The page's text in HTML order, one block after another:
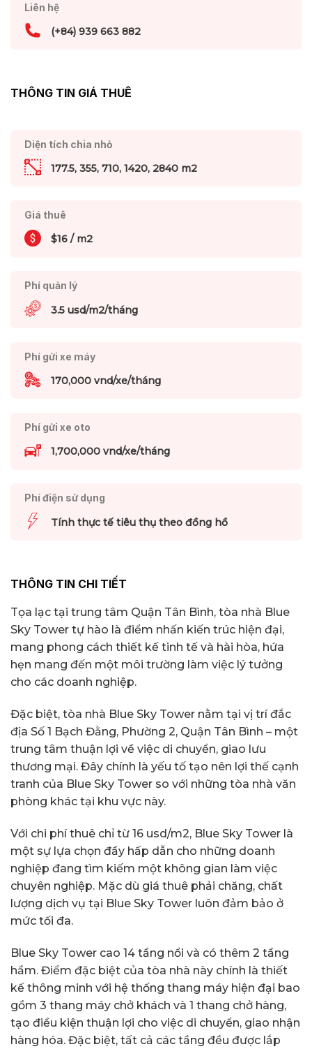
Liên hệ
(+84) 939 663 882
THÔNG TIN GIÁ THUÊ
Diện tích chia nhỏ
177.5, 355, 710, 1420, 2840 m2
Giá thuê
$16 / m2
Phí quản lý
3.5 usd/m2/tháng
Phí gửi xe máy
170,000 vnd/xe/tháng
Phí gửi xe oto
1,700,000 vnd/xe/tháng
Phí điện sử dụng
Tính thực tế tiêu thụ theo đồng hồ
THÔNG TIN CHI TIẾT
Tọa lạc tại trung tâm Quận Tân Bình, tòa nhà Blue
Sky Tower tự hào là điểm nhấn kiến trúc hiện đại,
mang phong cách thiết kế tinh tế và hài hòa, hứa
hẹn mang đến một môi trường làm việc lý tưởng
cho các doanh nghiệp.
Đặc biệt, tòa nhà Blue Sky Tower nằm tại vị trí đắc
địa Số 1 Bạch Đằng, Phường 2, Quận Tân Bình – một
trung tâm thuận lợi về việc di chuyển, giao lưu
thương mại. Đây chính là yếu tố tạo nên lợi thế cạnh
tranh của Blue Sky Tower so với những tòa nhà văn
phòng khác tại khu vực này.
Với chi phí thuê chỉ từ 16 usd/m2, Blue Sky Tower là
một sự lựa chọn đầy hấp dẫn cho những doanh
nghiệp đang tìm kiếm một không gian làm việc
chuyên nghiệp. Mặc dù giá thuê phải chăng, chất
lượng dịch vụ tại Blue Sky Tower luôn đảm bảo ở
mức tối đa.
Blue Sky Tower cao 14 tầng nổi và có thêm 2 tầng
hầm. Điểm đặc biệt của tòa nhà này chính là thiết
kế thông minh với hệ thống thang máy hiện đại bao
gồm 3 thang máy chở khách và 1 thang chở hàng,
tạo điều kiện thuận lợi cho việc di chuyển, giao nhận
hàng hóa. Đặc biệt, tất cả các tầng đều được lắp